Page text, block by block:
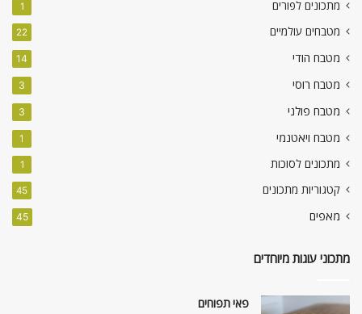
מתכונים לפורים 1
מטבחים עולמיים 22
מטבח הודי 14
מטבח רוסי 3
מטבח פולני 3
מטבח ויאטנמי 1
מתכונים לסוכות 1
קטגוריות מתכונים 45
מאפים 45
מתכוני עוגות מיוחדים
פאי תפוחים